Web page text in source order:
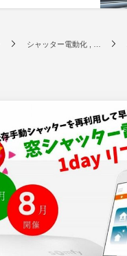
シャッター電動化 , …